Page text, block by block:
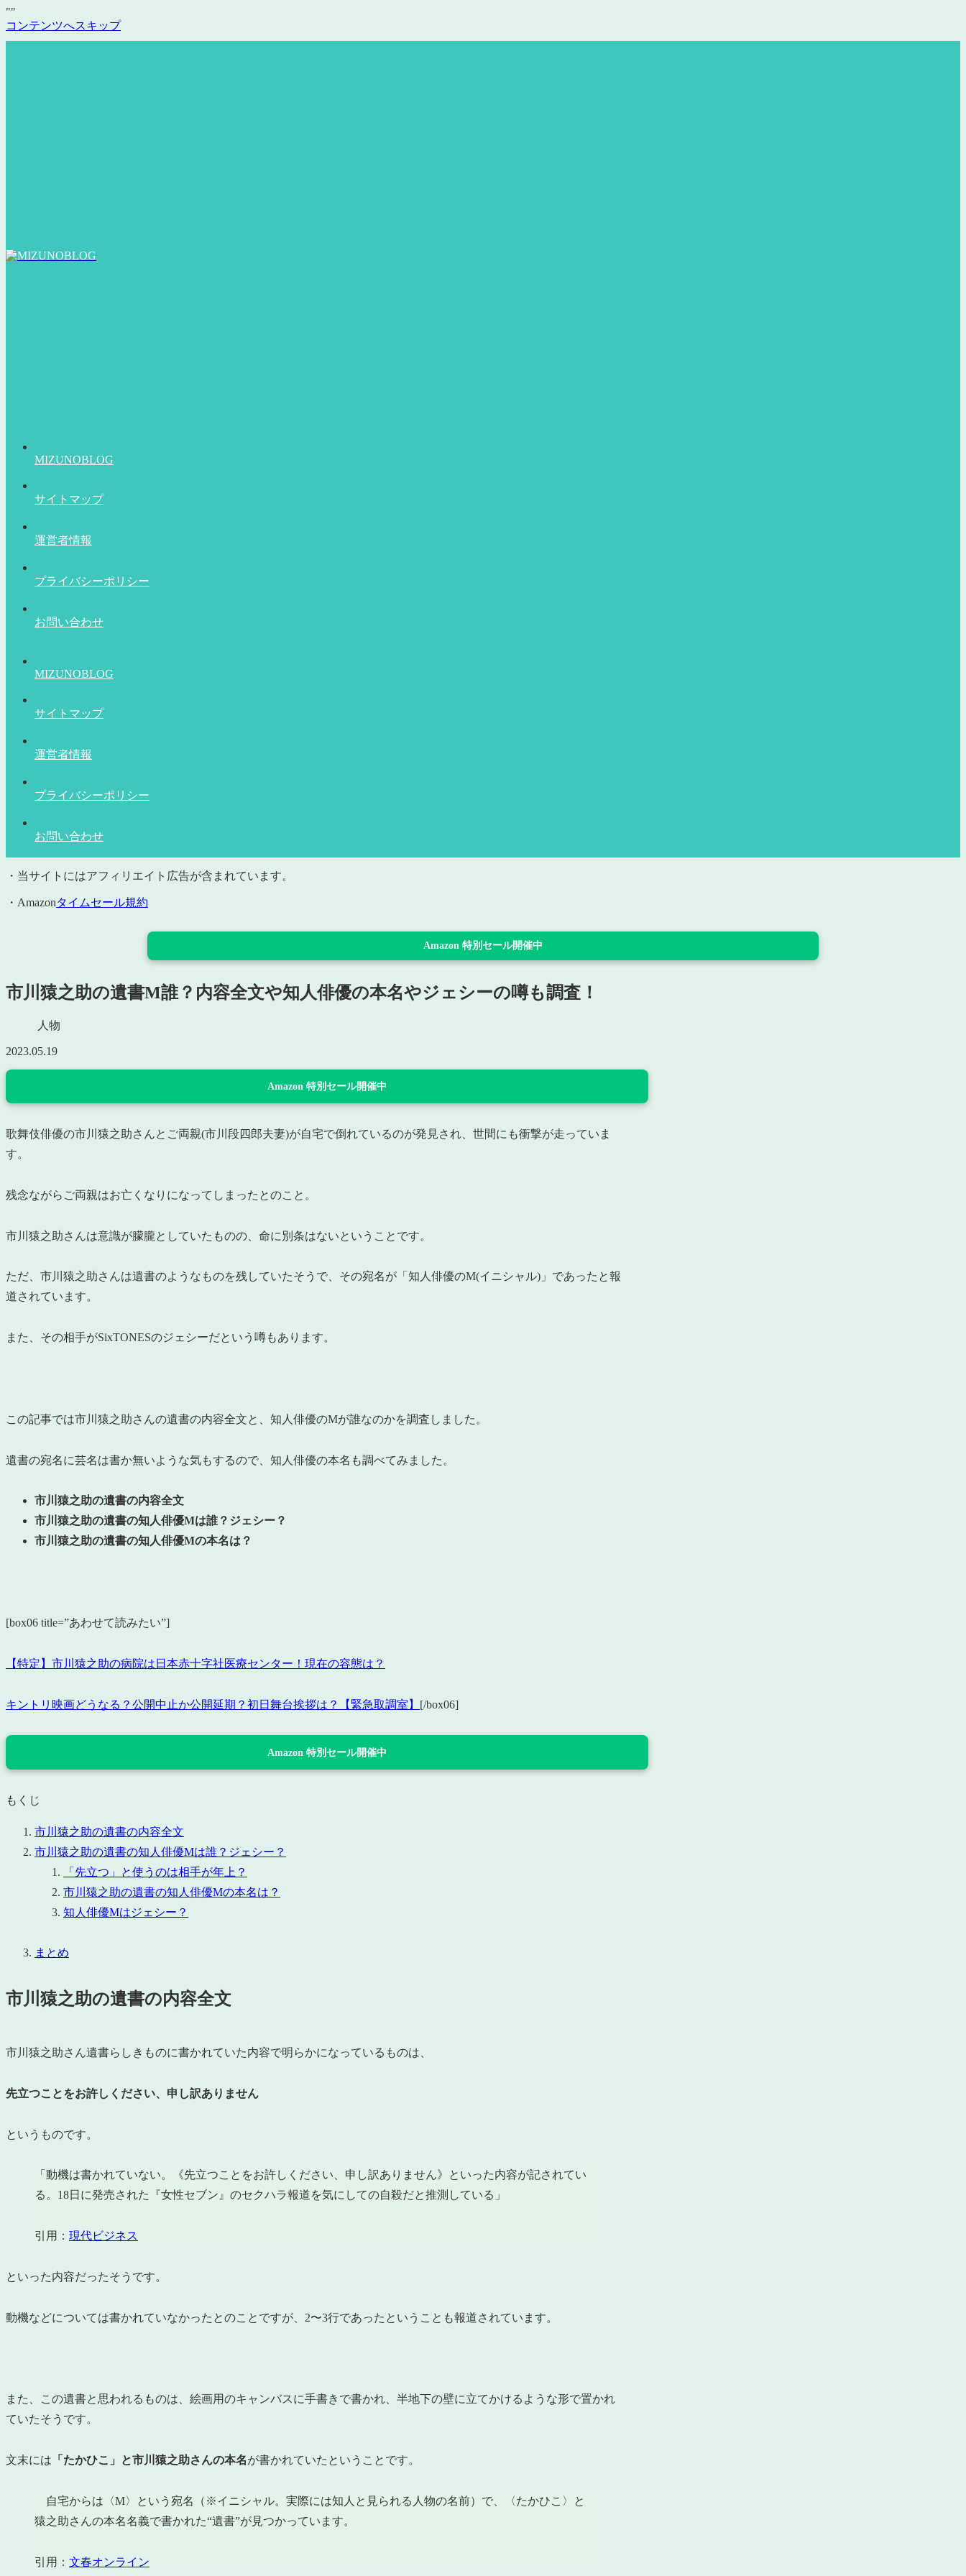
""
コンテンツへスキップ
MIZUNOBLOG
サイトマップ
運営者情報
プライバシーポリシー
お問い合わせ
MIZUNOBLOG
サイトマップ
運営者情報
プライバシーポリシー
お問い合わせ
・当サイトにはアフィリエイト広告が含まれています。
・Amazonタイムセール規約
Amazon 特別セール開催中
市川猿之助の遺書M誰？内容全文や知人俳優の本名やジェシーの噂も調査！
人物
2023.05.19
Amazon 特別セール開催中
歌舞伎俳優の市川猿之助さんと ご両親(市川段四郎夫妻)が自宅で倒れているのが発見され、世間にも衝撃が走っていま
す。
残念ながらご両親はお亡くなりになってしまったとのこと。
市川猿之助さんは意識が朦朧としていたものの、命に別条はないということです。
ただ、市川猿之助さんは遺書のようなものを残していたそうで、その宛名が「知人俳優のM(イニシャル)」であったと報
道されています。
また、その相手がSixTONESのジェシーだという噂もあります。
この記事では市川猿之助さんの遺書の内容全文と、知人俳優のMが誰なのかを調査しました。
遺書の宛名に芸名は書か無いような気もするので、知人俳優の本名も調べてみました。
市川猿之助の遺書の内容全文
市川猿之助の遺書の知人俳優Mは誰？ジェシー？
市川猿之助の遺書の知人俳優Mの本名は？
[box06 title=”あわせて読みたい”]
【特定】市川猿之助の病院は日本赤十字社医療センター！現在の容態は？
キントリ映画どうなる？公開中止か公開延期？初日舞台挨拶は？【緊急取調室】 [/box06]
Amazon 特別セール開催中
もくじ
市川猿之助の遺書の内容全文
市川猿之助の遺書の知人俳優Mは誰？ジェシー？
「先立つ」と使うのは相手が年上？
市川猿之助の遺書の知人俳優Mの本名は？
知人俳優Mはジェシー？
まとめ
市川猿之助の遺書の内容全文
市川猿之助さん遺書らしきものに書かれていた内容で明らかになっているものは、
先立つことをお許しください、申し訳ありません
というものです。
「動機は書かれていない。《先立つことをお許しください、申し訳ありません》といった内容が記されてい
る。18日に発売された『女性セブン』のセクハラ報道を気にしての自殺だと推測している」
引用： 現代ビジネス
といった内容だったそうです。
動機などについては書かれていなかったとのことですが、2〜3行であったということも報道されています。
また、この遺書と思われるものは、絵画用のキャンバスに手書きで書かれ、半地下の壁に立てかけるような形で置かれ
ていたそうです。
文末には 「たかひこ」と市川猿之助さんの本名が書かれていたということです。
自宅からは〈M〉という宛名（※イニシャル。実際には知人と見られる人物の名前）で、〈たかひこ〉と
猿之助さんの本名名義で書かれた“遺書”が見つかっています。
引用： 文春オンライン